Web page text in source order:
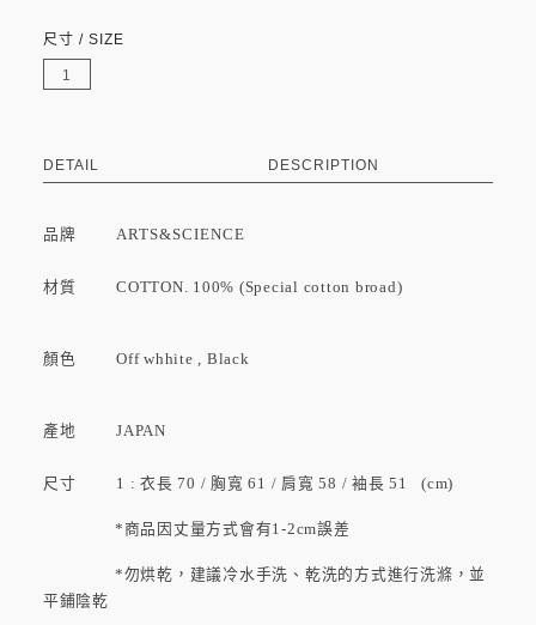
尺寸 / SIZE
1
DETAIL DESCRIPTION
品牌ARTS&SCIENCE
材質 COTTON. 100% (Special cotton broad)
顏色 Off whhite , Black
產地 JAPAN
尺寸 1 : 衣長 70 / 胸寬 61 / 肩寬 58 / 袖長 51 (cm)
*商品因丈量方式會有1-2cm誤差
*勿烘乾，建議冷水手洗、乾洗的方式進行洗滌，並
平鋪陰乾